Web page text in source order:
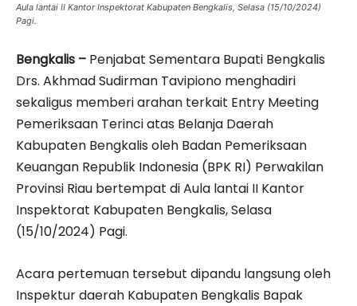
Aula lantai II Kantor Inspektorat Kabupaten Bengkalis, Selasa (15/10/2024)
Pagi.
Bengkalis – Penjabat Sementara Bupati Bengkalis
Drs. Akhmad Sudirman Tavipiono menghadiri
sekaligus memberi arahan terkait Entry Meeting
Pemeriksaan Terinci atas Belanja Daerah
Kabupaten Bengkalis oleh Badan Pemeriksaan
Keuangan Republik Indonesia (BPK RI) Perwakilan
Provinsi Riau bertempat di Aula lantai II Kantor
Inspektorat Kabupaten Bengkalis, Selasa
(15/10/2024) Pagi.
Acara pertemuan tersebut dipandu langsung oleh
Inspektur daerah Kabupaten Bengkalis Bapak